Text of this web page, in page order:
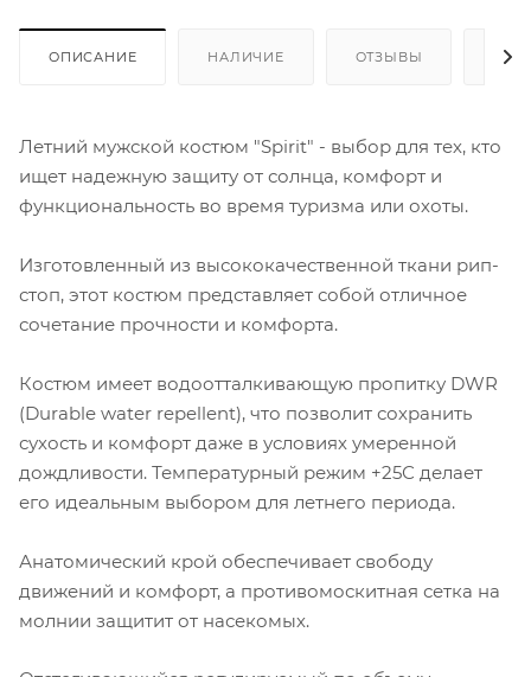
ОПИСАНИЕ НАЛИЧИЕ ОТЗЫВЫ
Летний мужской костюм "Spirit" - выбор для тех, кто
ищет надежную защиту от солнца, комфорт и
функциональность во время туризма или охоты.
Изготовленный из высококачественной ткани рип-
стоп, этот костюм представляет собой отличное
сочетание прочности и комфорта.
Костюм имеет водоотталкивающую пропитку DWR
(Durable water repellent), что позволит сохранить
сухость и комфорт даже в условиях умеренной
дождливости. Температурный режим +25С делает
его идеальным выбором для летнего периода.
Анатомический крой обеспечивает свободу
движений и комфорт, а противомоскитная сетка на
молнии защитит от насекомых.